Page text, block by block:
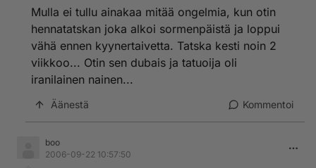
kaikkeen uuteen. Olen ottanut punaisesta hennasta
tehdyn tatuoinnin 6 vuotta sitten, eikä mitään
ongelmia. Sekö otin 2 viikkoa sitten Bulgarian Sunny
Baechilla mustan hennatatoinnin vatsaani, eikä
siitäkään ole lähtenyt kehittymään ihottumaa, ei ole
kutissut, kirvellyt, ei mitään!
mielessäkään koska käsien ja käsivarsien iho on hyvin
herkkää ja aika ohutta.
Eli siis näyttää olevan hyvin tapauskohtaista..
Toivottavasti kuitenkin saatte ihottumanne kuntoon :/
Mulla ei tullu ainakaa mitää ongelmia, kun otin
hennatatskan joka alkoi sormenpäistä ja loppui
vähä ennen kyynertaivetta. Tatska kesti noin 2
viikkoo... Otin sen dubais ja tatuoija oli
iranilainen nainen...
Äänestä Kommentoi
boo
2006-09-22 10:57:50